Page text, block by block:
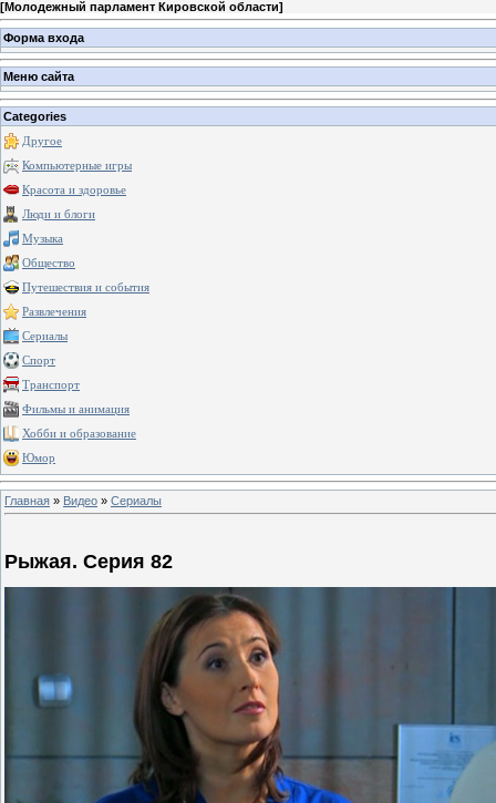
[Молодежный парламент Кировской области]
Форма входа
Меню сайта
Categories
Другое
Компьютерные игры
Красота и здоровье
Люди и блоги
Музыка
Общество
Путешествия и события
Развлечения
Сериалы
Спорт
Транспорт
Фильмы и анимация
Хобби и образование
Юмор
Главная » Видео » Сериалы
Рыжая. Серия 82